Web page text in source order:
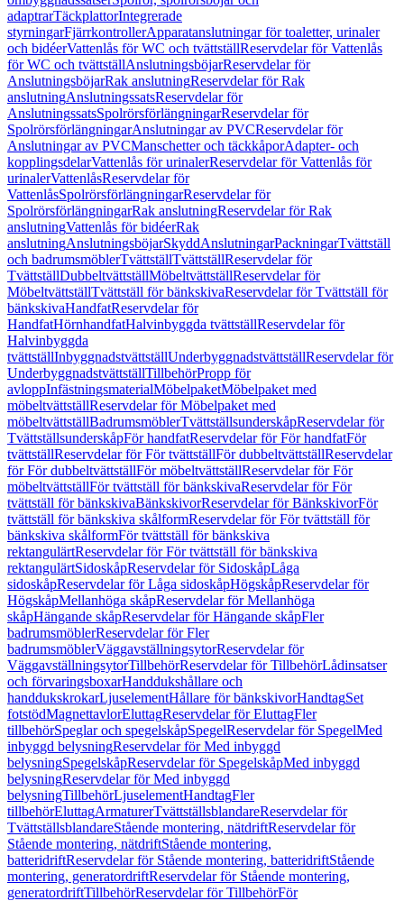
adaptrarTäckplattorIntegrerade
styrningarFjärrkontrollerApparatanslutningar för toaletter, urinaler
och bidéerVattenlås för WC och tvättställReservdelar för Vattenlås
för WC och tvättställAnslutningsböjarReservdelar för
AnslutningsböjarRak anslutningReservdelar för Rak
anslutningAnslutningssatsReservdelar för
AnslutningssatsSpolrörsförlängningarReservdelar för
SpolrörsförlängningarAnslutningar av PVCReservdelar för
Anslutningar av PVCManschetter och täckkåporAdapter- och
kopplingsdelarVattenlås för urinalerReservdelar för Vattenlås för
urinalerVattenlåsReservdelar för
VattenlåsSpolrörsförlängningarReservdelar för
SpolrörsförlängningarRak anslutningReservdelar för Rak
anslutningVattenlås för bidéerRak
anslutningAnslutningsböjarSkyddAnslutningarPackningarTvättställ
och badrumsmöblerTvättställTvättställReservdelar för
TvättställDubbeltvättställMöbeltvättställReservdelar för
MöbeltvättställTvättställ för bänkskivaReservdelar för Tvättställ för
bänkskivaHandfatReservdelar för
HandfatHörnhandfatHalvinbyggda tvättställReservdelar för
Halvinbyggda
tvättställInbyggnadstvättställUnderbyggnadstvättställReservdelar för
UnderbyggnadstvättställTillbehörPropp för
avloppInfästningsmaterialMöbelpaketMöbelpaket med
möbeltvättställReservdelar för Möbelpaket med
möbeltvättställBadrumsmöblerTvättställsunderskåpReservdelar för
TvättställsunderskåpFör handfatReservdelar för För handfatFör
tvättställReservdelar för För tvättställFör dubbeltvättställReservdelar
för För dubbeltvättställFör möbeltvättställReservdelar för För
möbeltvättställFör tvättställ för bänkskivaReservdelar för För
tvättställ för bänkskivaBänkskivorReservdelar för BänkskivorFör
tvättställ för bänkskiva skålformReservdelar för För tvättställ för
bänkskiva skålformFör tvättställ för bänkskiva
rektangulärtReservdelar för För tvättställ för bänkskiva
rektangulärtSidoskåpReservdelar för SidoskåpLåga
sidoskåpReservdelar för Låga sidoskåpHögskåpReservdelar för
HögskåpMellanhöga skåpReservdelar för Mellanhöga
skåpHängande skåpReservdelar för Hängande skåpFler
badrumsmöblerReservdelar för Fler
badrumsmöblerVäggavställningsytorReservdelar för
VäggavställningsytorTillbehörReservdelar för TillbehörLådinsatser
och förvaringsboxarHanddukshållare och
handdukskrokarLjuselementHållare för bänkskivorHandtagSet
fotstödMagnettavlorEluttagReservdelar för EluttagFler
tillbehörSpeglar och spegelskåpSpegelReservdelar för SpegelMed
inbyggd belysningReservdelar för Med inbyggd
belysningSpegelskåpReservdelar för SpegelskåpMed inbyggd
belysningReservdelar för Med inbyggd
belysningTillbehörLjuselementHandtagFler
tillbehörEluttagArmaturerTvättställsblandareReservdelar för
TvättställsblandareStående montering, nätdriftReservdelar för
Stående montering, nätdriftStående montering,
batteridriftReservdelar för Stående montering, batteridriftStående
montering, generatordriftReservdelar för Stående montering,
generatordriftTillbehörReservdelar för TillbehörFör